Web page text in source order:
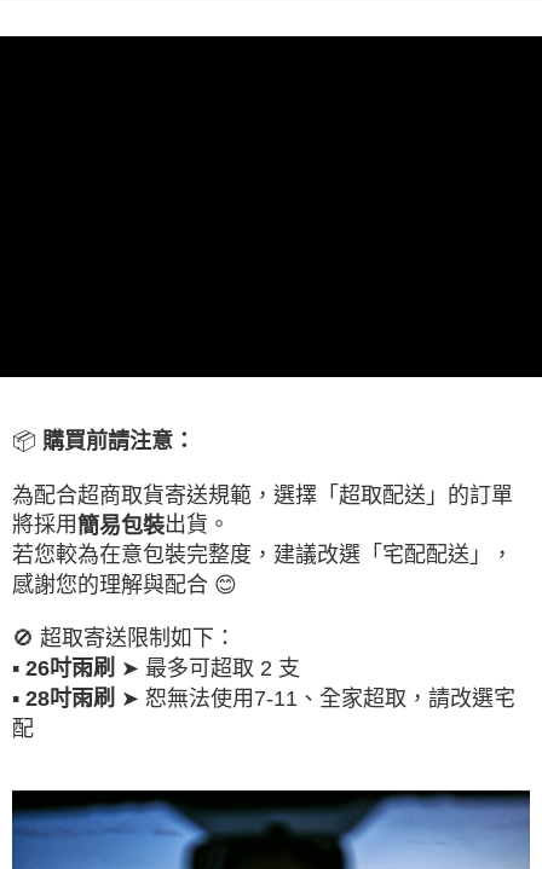
網購自取
📦 購買前請注意：
為配合超商取貨寄送規範，選擇「超取配送」的訂單
將採用簡易包裝出貨。
若您較為在意包裝完整度，建議改選「宅配配送」，
感謝您的理解與配合 😊
🚫 超取寄送限制如下：
▪ 26吋雨刷 ➤ 最多可超取 2 支
▪ 28吋雨刷 ➤ 恕無法使用7-11、全家超取，請改選宅
配